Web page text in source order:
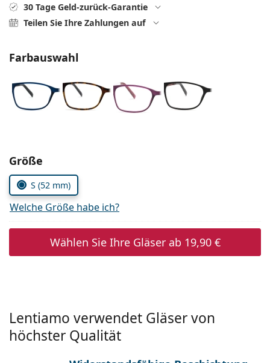
Persol
Alle Marken
30 Tage Geld-zurück-Garantie
Teilen Sie Ihre Zahlungen auf
Farbauswahl
Parameter wählen
Größe
S (52 mm)
Welche Größe habe ich?
Wählen Sie Ihre Gläser ab 19,90 €
Lentiamo verwendet Gläser von
höchster Qualität